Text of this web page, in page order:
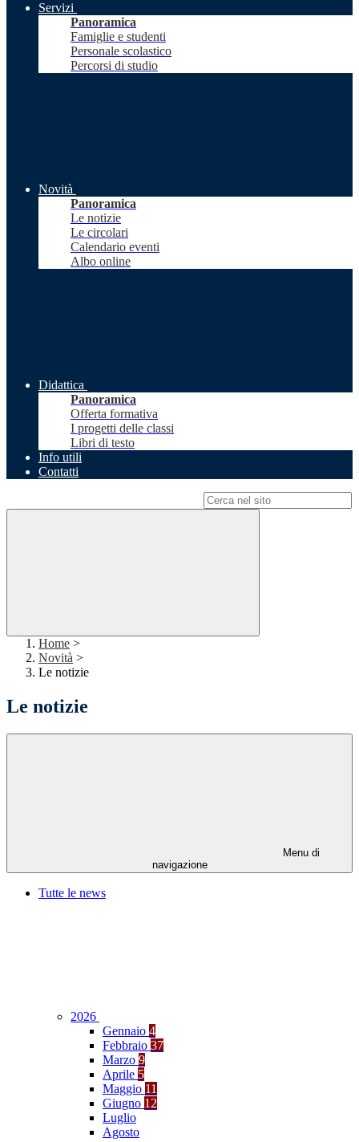
Servizi
Panoramica
Famiglie e studenti
Personale scolastico
Percorsi di studio
Novità
Panoramica
Le notizie
Le circolari
Calendario eventi
Albo online
Didattica
Panoramica
Offerta formativa
I progetti delle classi
Libri di testo
Info utili
Contatti
Home >
Novità >
Le notizie
Le notizie
Menu di
navigazione
Tutte le news
2026
Gennaio 4
Febbraio 37
Marzo 9
Aprile 5
Maggio 11
Giugno 12
Luglio
Agosto